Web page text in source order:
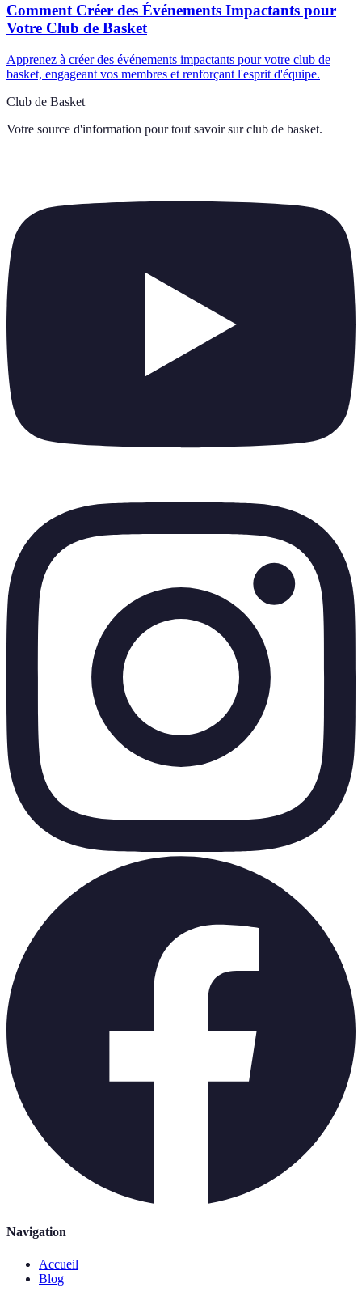
Comment Créer des Événements Impactants pour
Votre Club de Basket
Apprenez à créer des événements impactants pour votre club de
basket, engageant vos membres et renforçant l'esprit d'équipe.
Club de Basket
Votre source d'information pour tout savoir sur club de basket.
Navigation
Accueil
Blog